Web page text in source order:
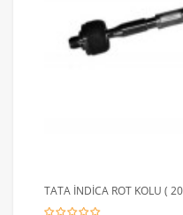
TATA İNDİCA ROT KOLU (